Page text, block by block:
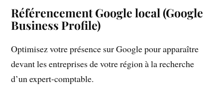
Référencement Google local (Google
Business Profile)
Optimisez votre présence sur Google pour apparaître
devant les entreprises de votre région à la recherche
d’un expert-comptable.